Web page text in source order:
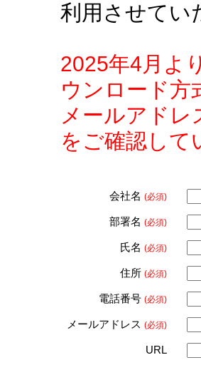
利用させてい
2025年4月よ
ウンロード方
メールアド
をご確認して
会社名 (必須)
部署名 (必須)
氏名 (必須)
住所 (必須)
電話番号 (必須)
メールアドレス (必須)
URL